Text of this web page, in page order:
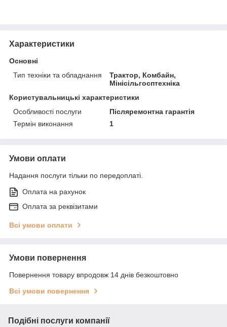
Характеристики
Основні
Тип техніки та обладнання
Трактор, Комбайн,
Мінісільгосптехніка
Користувальницькі характеристики
Особливості послуги
Післяремонтна гарантія
Термін виконання
1
Умови оплати
Надання послуги тільки по передоплаті.
Оплата на рахунок
Оплата за реквізитами
Всі умови оплати
Умови повернення
Повернення товару впродовж 14 днів безкоштовно
Всі умови повернення
Подібні послуги компанії